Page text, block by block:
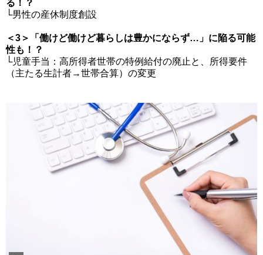
る！？
└男性の産休制度創設
＜3＞「働けど働けど暮らしは豊かにならず…」に陥る可能
性も！？
└児童手当：高所得者世帯の特例給付の廃止と、所得要件
（主たる生計者→世帯合算）の変更